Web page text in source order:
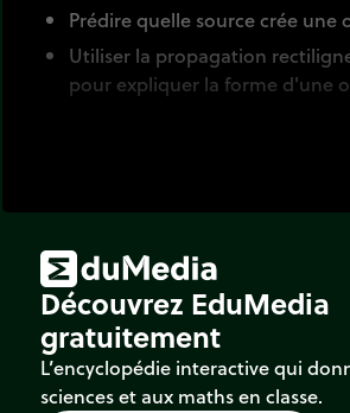
Prédire quelle source crée une
Utiliser la propagation
pour expliquer la forme d'une
différentes sources de lumière.
sources primaires (soleil, étoile,
lampadaires) et les sources
objets).
On illustrera aussi que les ombres
que par contraste avec la luminosité
Découvrez EduMedia
gratuitement
L’encyclopédie interactive qui
sciences et aux maths en classe.